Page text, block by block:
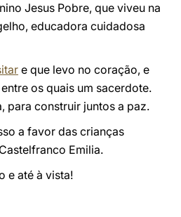
Jesus Pobre, que viveu na
educadora cuidadosa
e que levo no coração, e
os quais um sacerdote.
para construir juntos a paz.
a favor das crianças
Emilia.
e até à vista!